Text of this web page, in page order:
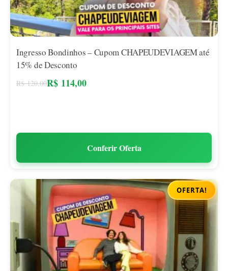
Ingresso Bondinhos – Cupom CHAPEUDEVIAGEM até
15% de Desconto
R$120,00R$ 114,00
Conferir Oferta
OFERTA!